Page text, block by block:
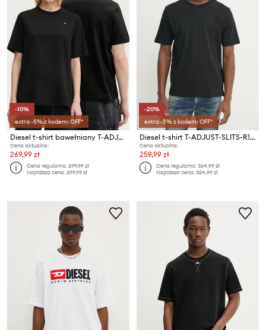
-10%
extra -5% z kodem: OFF*
Diesel t-shirt bawełniany T-ADJUST-MICRODIV T-SHIRT
Cena aktualna:
269,99 zł
Cena regularna:299,99 zł
Najniższa cena:299,99 zł
-20%
extra -5% z kodem: OFF*
Diesel t-shirt T-ADJUST-SLITS-R17 T-SHIRT
Cena aktualna:
259,99 zł
Cena regularna:364,99 zł
Najniższa cena:324,99 zł